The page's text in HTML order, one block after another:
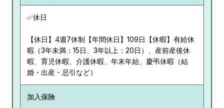
✅休日
【休日】4週7休制【年間休日】109日【休暇】有給休
暇（3年未満：15日、3年以上：20日）、産前産後休
暇、育児休暇、介護休暇、年末年始、慶弔休暇（結
婚・出産・忌引など）
加入保険